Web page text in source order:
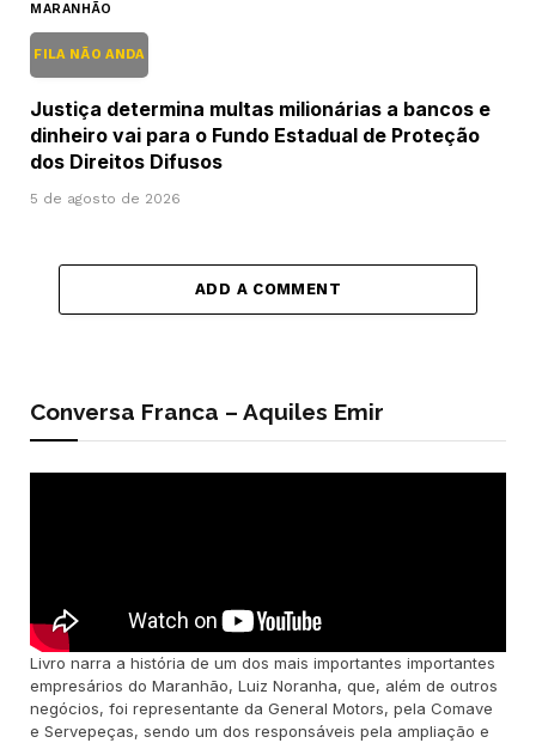
MARANHÃO
FILA NÃO ANDA
Justiça determina multas milionárias a bancos e
dinheiro vai para o Fundo Estadual de Proteção
dos Direitos Difusos
5 de agosto de 2026
ADD A COMMENT
Conversa Franca – Aquiles Emir
Livro narra a história de um dos mais importantes importantes
empresários do Maranhão, Luiz Noranha, que, além de outros
negócios, foi representante da General Motors, pela Comave
e Servepeças, sendo um dos responsáveis pela ampliação e